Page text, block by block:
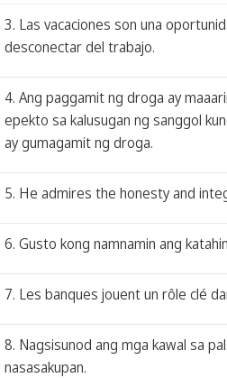
3. Las vacaciones son una
desconectar del trabajo.
4. Ang paggamit ng droga ay
epekto sa kalusugan ng sanggol
ay gumagamit ng droga.
5. He admires the honesty and
6. Gusto kong namnamin ang
7. Les banques jouent un rôle clé
8. Nagsisunod ang mga kawal sa
nasasakupan.